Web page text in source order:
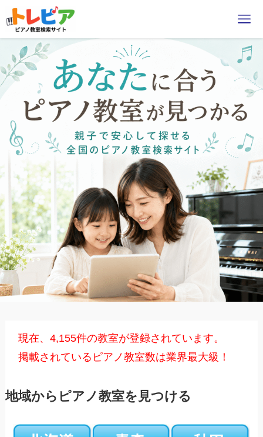
現在、4,155件の教室が登録されています。
掲載されているピアノ教室数は業界最大級！
地域からピアノ教室を見つける